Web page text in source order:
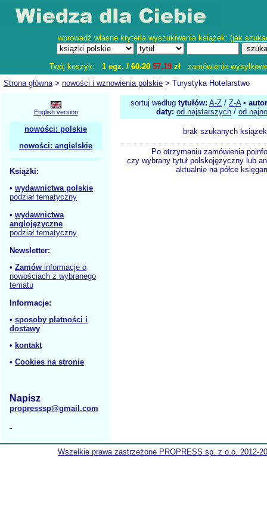
wprowadź własne kryteria wyszukiwania książek: (jak
Twój koszyk: 1 egz. /60.20 57,19zł
zamówienie
Strona główna> nowości i wznowienia polskie > Turystyka Hotelarstwo
English version
nowości: polskie
nowości: angielskie
Książki:
• wydawnictwa polskie
podział tematyczny
• wydawnictwa
anglojęzyczne
podział tematyczny
Newsletter:
• Zamów informacje o
nowościach z wybranego
tematu
Informacje:
• sposoby płatności i
dostawy
• kontakt
• Cookies na stronie
Napisz
propresssp@gmail.com
sortuj według tytułów: A-Z / Z-A•
daty: od najstarszych / od
brak szukanych książek
Po otrzymaniu zamówienia
czy wybrany tytuł polskojęzyczny lub
aktualnie na półce
Wszelkie prawa zastrzeżone PROPRESS sp. z o.o. 2012-